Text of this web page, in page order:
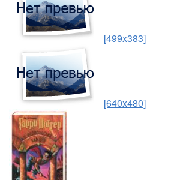
[499x383]
[640x480]